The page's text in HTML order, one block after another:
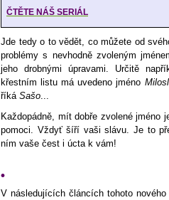
ČTĚTE NÁŠ SERIÁL
Jde tedy o to vědět, co můžete od
problémy s nevhodně zvoleným
jeho drobnými úpravami. Určitě
křestním listu má uvedeno jméno
říká Sašo...
Každopádně, mít dobře zvolené jméno
pomoci. Vždyť šíří vaši slávu. Je to
ním vaše čest i úcta k vám!
•
V následujících článcích tohoto